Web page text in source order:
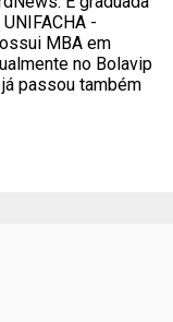
-
MBA em
no Bolavip
passou também